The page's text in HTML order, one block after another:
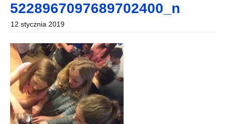
5228967097689702400_n
12 stycznia 2019